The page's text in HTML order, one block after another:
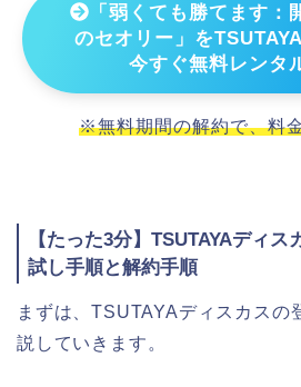
「弱くても勝てます：
のセオリー」を
今すぐ無料レンタ
※無料期間の解約で、料
【たった3分】TSUTAYAディ
試し手順と解約手順
まずは、TSUTAYAディスカスの
説していきます。